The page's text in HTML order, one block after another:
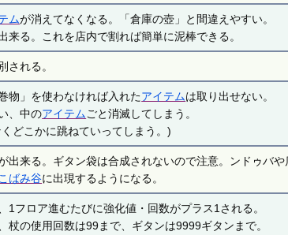
ムが消えてなくなる。「倉庫の壺」と間違えやすい。
る。これを店内で割れば簡単に泥棒できる。
される。
物」を使わなければ入れたアイテムは取り出せない。
、中のアイテムごと消滅してしまう。
どこかに跳ねていってしまう。)
出来る。ギタン袋は合成されないので注意。ンドゥバや
こばみ谷に出現するようになる。
フロア進むたびに強化値・回数がプラス1される。
杖の使用回数は99まで、ギタンは9999ギタンまで。